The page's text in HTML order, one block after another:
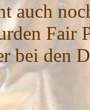
auch
Fair
bei den